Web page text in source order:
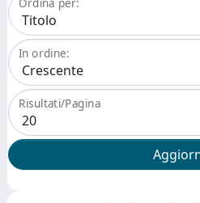
Ordina per:
In ordine:
Risultati/Pagina